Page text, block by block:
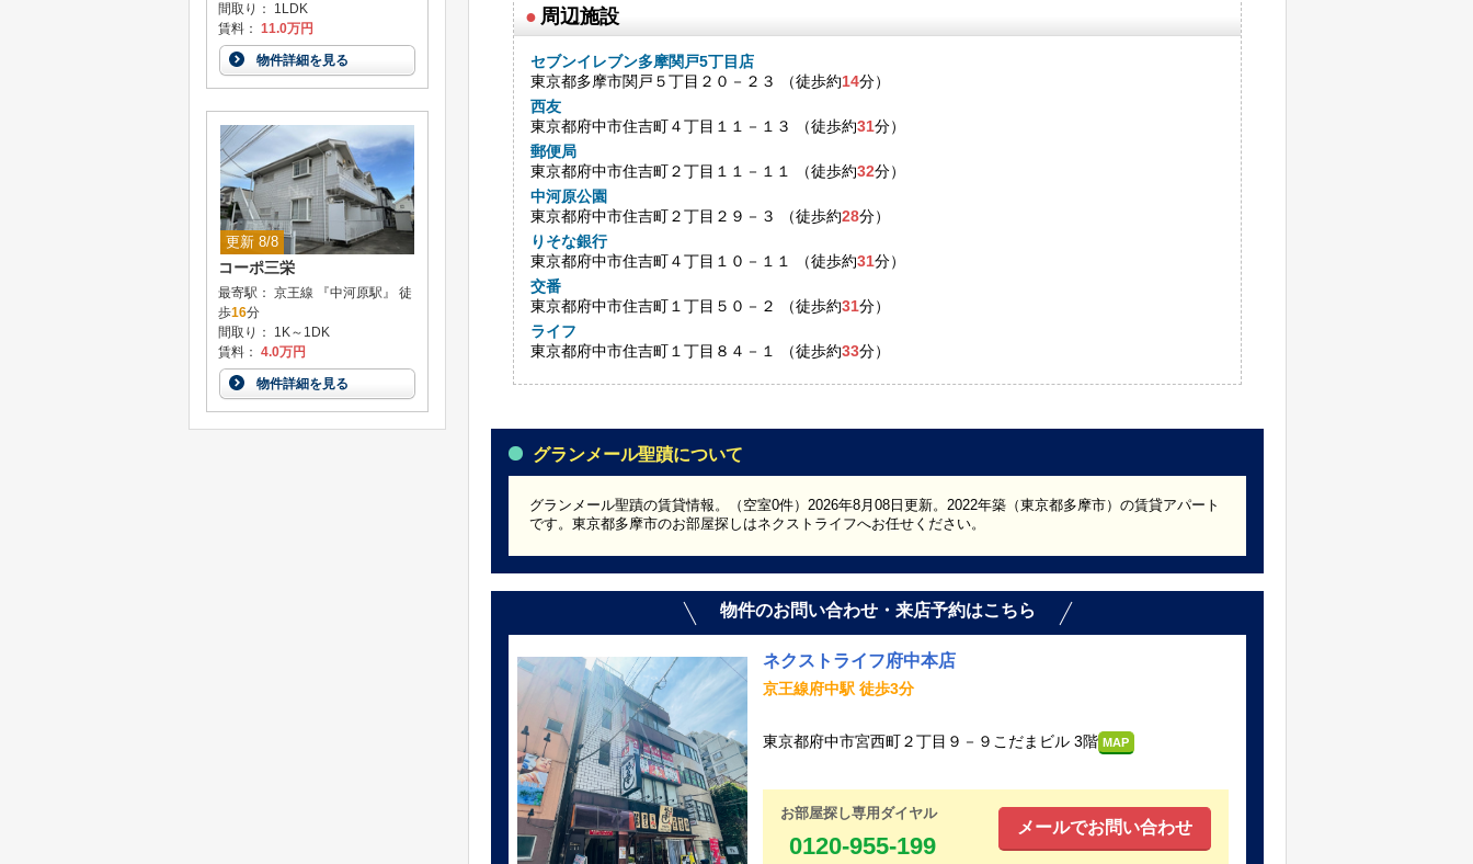
● 周辺施設
セブンイレブン多摩関戸5丁目店
東京都多摩市関戸５丁目２０－２３ （徒歩約14分）
西友
東京都府中市住吉町４丁目１１－１３ （徒歩約31分）
郵便局
東京都府中市住吉町２丁目１１－１１ （徒歩約32分）
中河原公園
東京都府中市住吉町２丁目２９－３ （徒歩約28分）
りそな銀行
東京都府中市住吉町４丁目１０－１１ （徒歩約31分）
交番
東京都府中市住吉町１丁目５０－２ （徒歩約31分）
ライフ
東京都府中市住吉町１丁目８４－１ （徒歩約33分）
グランメール聖蹟について
グランメール聖蹟の賃貸情報。（空室0件）2026年8月08日更新。2022年築（東京都多摩市）の賃貸アパート
です。東京都多摩市のお部屋探しはネクストライフへお任せください。
物件のお問い合わせ・来店予約はこちら
ネクストライフ府中本店
京王線府中駅 徒歩3分
東京都府中市宮西町２丁目９－９こだまビル 3階 MAP
お部屋探し専用ダイヤル
0120-955-199
メールでお問い合わせ
間取り： 1LDK
賃料： 11.0万円
物件詳細を見る
更新 8/8
コーポ三栄
最寄駅： 京王線 『中河原駅』 徒
歩16分
間取り： 1K～1DK
賃料： 4.0万円
物件詳細を見る